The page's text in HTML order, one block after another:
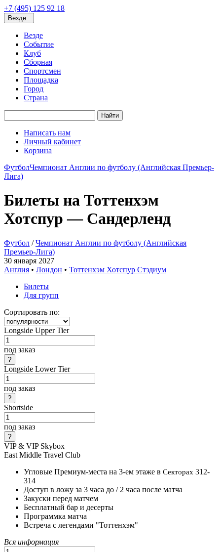
+7 (495) 125 92 18
Везде
Везде
Событие
Клуб
Сборная
Спортсмен
Площадка
Город
Страна
Найти
Написать нам
Личный кабинет
Корзина
ФутболЧемпионат Англии по футболу (Английская Премьер-
Лига)
Билеты на Тоттенхэм
Хотспур — Сандерленд
Футбол /Чемпионат Англии по футболу (Английская
Премьер-Лига)
30 января 2027
Англия • Лондон • Тоттенхэм Хотспур Стэдиум
Билеты
Для групп
Сортировать по:
Longside Upper Tier
под заказ
Longside Lower Tier
под заказ
Shortside
под заказ
VIP & VIP Skybox
East Middle Travel Club
Угловые Премиум-места на 3-ем этаже в Секторах 312-
314
Доступ в ложу за 3 часа до / 2 часа после матча
Закуски перед матчем
Бесплатный бар и десерты
Программка матча
Встреча с легендами "Тоттенхэм"
Вся информация